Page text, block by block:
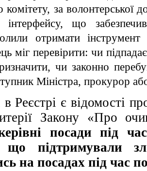
комітету, за волонтерської
інтерфейсу, що
отримати
міг перевірити: чи
чи законно
Міністра, прокурор
в Реєстрі є відомості
Закону «Про
посади під
що підтримували
на посадах під час